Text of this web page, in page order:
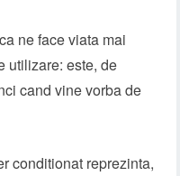
ne face viata mai
utilizare: este, de
cand vine vorba de
conditionat reprezinta,